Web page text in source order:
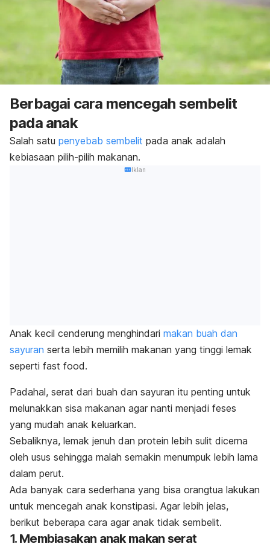
Berbagai cara mencegah sembelit
pada anak
Salah satu penyebab sembelit pada anak adalah
kebiasaan pilih-pilih makanan.
Iklan
Anak kecil cenderung menghindari makan buah dan
sayuran serta lebih memilih makanan yang tinggi lemak
seperti fast food.
Padahal, serat dari buah dan sayuran itu penting untuk
melunakkan sisa makanan agar nanti menjadi feses
yang mudah anak keluarkan.
Sebaliknya, lemak jenuh dan protein lebih sulit dicerna
oleh usus sehingga malah semakin menumpuk lebih lama
dalam perut.
Ada banyak cara sederhana yang bisa orangtua lakukan
untuk mencegah anak konstipasi. Agar lebih jelas,
berikut beberapa cara agar anak tidak sembelit.
1. Membiasakan anak makan serat